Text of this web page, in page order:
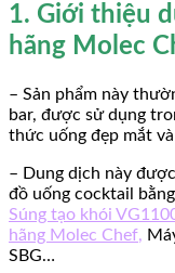
1. Giới thiệu
hãng Molec
– Sản phẩm này
bar, được sử dụng
thức uống đẹp mắt
– Dung dịch này
đồ uống cocktail
Súng tạo khói
hãng Molec Chef,
SBG…